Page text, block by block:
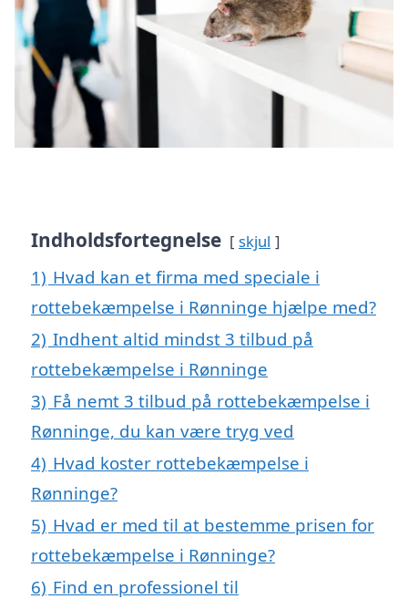
Indholdsfortegnelse skjul
1) Hvad kan et firma med speciale i
rottebekæmpelse i Rønninge hjælpe med?
2) Indhent altid mindst 3 tilbud på
rottebekæmpelse i Rønninge
3) Få nemt 3 tilbud på rottebekæmpelse i
Rønninge, du kan være tryg ved
4) Hvad koster rottebekæmpelse i
Rønninge?
5) Hvad er med til at bestemme prisen for
rottebekæmpelse i Rønninge?
6) Find en professionel til